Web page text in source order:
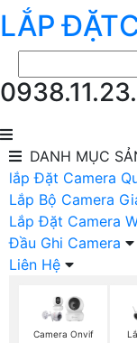
LẮP ĐẶT
DANH MỤC
lắp Đặt Camera
Lắp Bộ Camera
Lắp Đặt Camera
Đầu Ghi Camera
Liên Hệ
Camera Onvif